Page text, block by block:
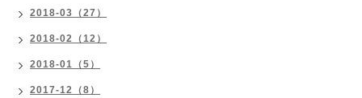
2018-03（27）
2018-02（12）
2018-01（5）
2017-12（8）